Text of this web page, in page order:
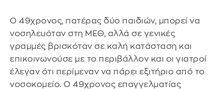
Ο 49χρονος, πατέρας δύο παιδιών, μπορεί να
νοσηλευόταν στη ΜΕΘ, αλλά σε γενικές
γραμμές βρισκόταν σε καλή κατάσταση και
επικοινωνούσε με το περιβάλλον και οι γιατροί
έλεγαν ότι περίμεναν να πάρει εξιτήριο από το
νοσοκομείο. Ο 49χρονος επαγγελματίας